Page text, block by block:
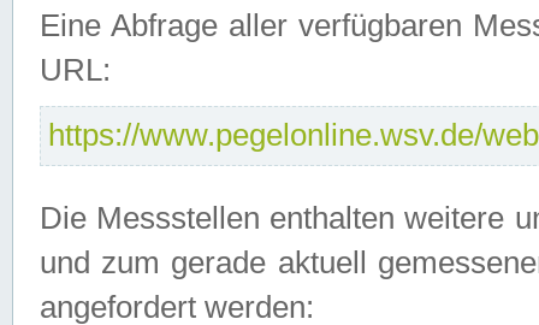
Eine Abfrage aller verfügbaren
URL:
https://www.pegelonline.wsv.de/
Die Messstellen enthalten weitere
und zum gerade aktuell
angefordert werden: